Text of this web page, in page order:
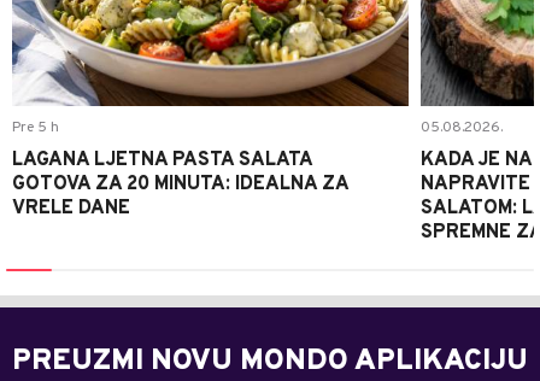
Pre 5 h
LAGANA LJETNA PASTA SALATA
GOTOVA ZA 20 MINUTA: IDEALNA ZA
VRELE DANE
05.08.2026.
KADA JE
NAPRAVITE
SALATOM:
SPREMNE
PREUZMI NOVU MONDO APLIKACIJU